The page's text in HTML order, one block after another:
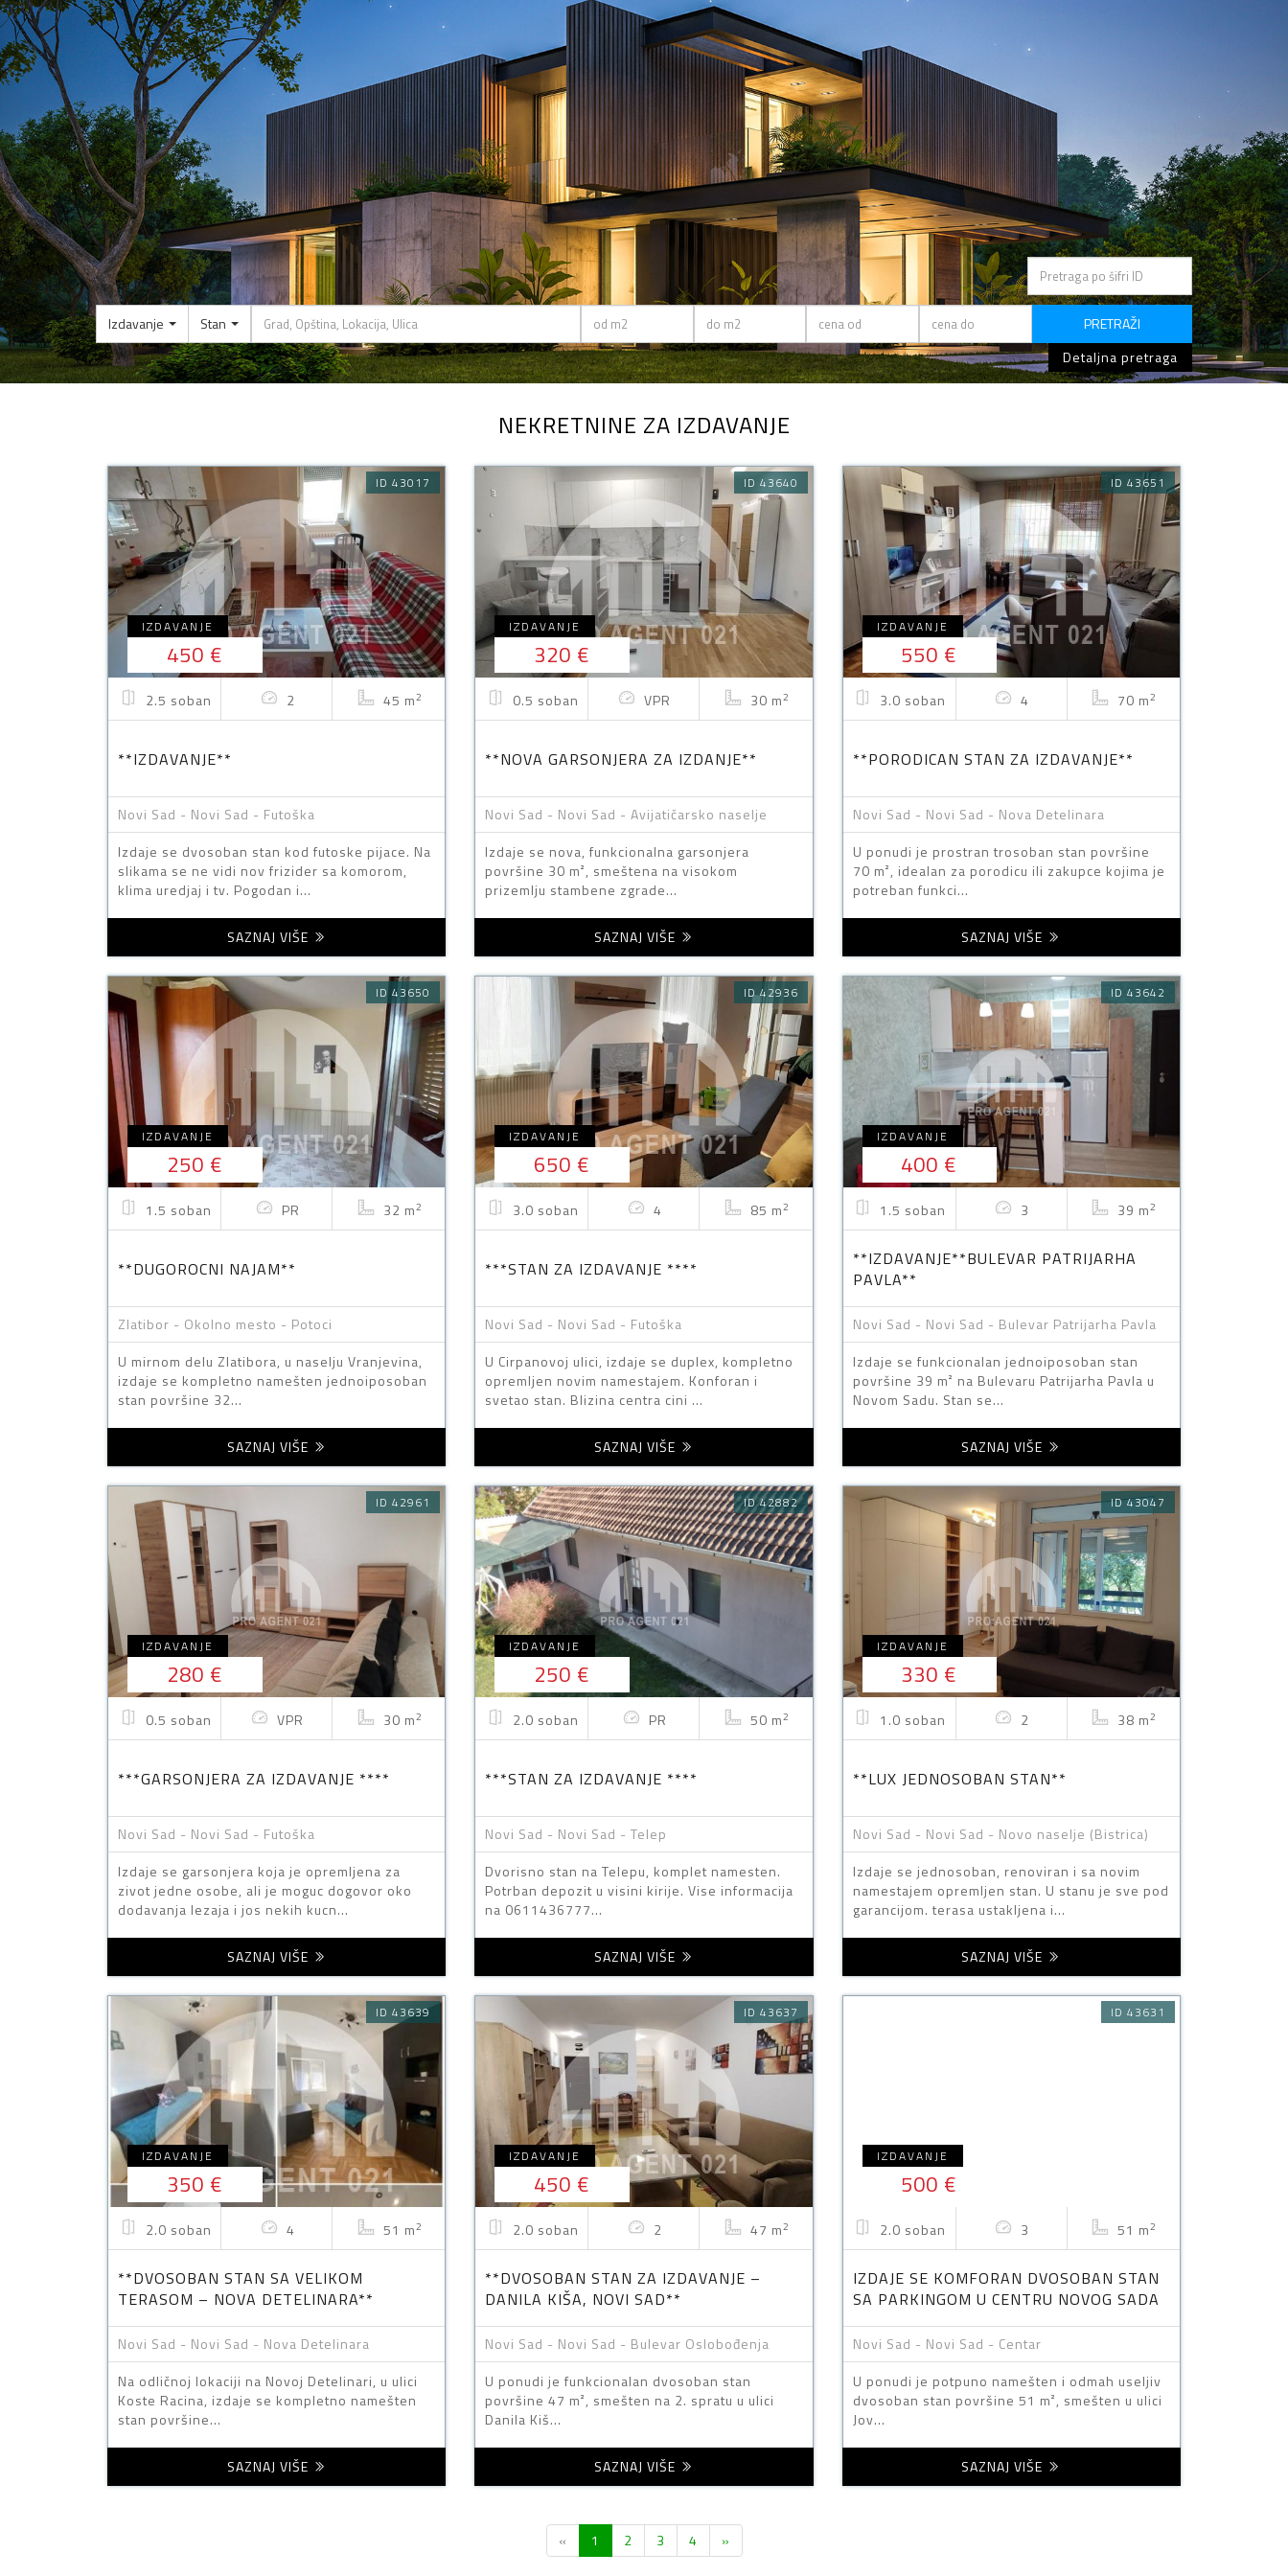
Izdavanje Stan
PRETRAŽI
Detaljna pretraga
NEKRETNINE ZA IZDAVANJE
ID 43017
IZDAVANJE
450 €
2.5 soban 2 45 m2
**IZDAVANJE**
Novi Sad - Novi Sad - Futoška
Izdaje se dvosoban stan kod futoske pijace. Na
slikama se ne vidi nov frizider sa komorom,
klima uredjaj i tv. Pogodan i...
SAZNAJ VIŠE
ID 43640
IZDAVANJE
320 €
0.5 soban VPR 30 m2
**NOVA GARSONJERA ZA IZDANJE**
Novi Sad - Novi Sad - Avijatičarsko naselje
Izdaje se nova, funkcionalna garsonjera
površine 30 m², smeštena na visokom
prizemlju stambene zgrade...
SAZNAJ VIŠE
ID 43651
IZDAVANJE
550 €
3.0 soban 4 70 m2
**PORODICAN STAN ZA IZDAVANJE**
Novi Sad - Novi Sad - Nova Detelinara
U ponudi je prostran trosoban stan površine
70 m², idealan za porodicu ili zakupce kojima je
potreban funkci...
SAZNAJ VIŠE
ID 43650
IZDAVANJE
250 €
1.5 soban PR 32 m2
**DUGOROCNI NAJAM**
Zlatibor - Okolno mesto - Potoci
U mirnom delu Zlatibora, u naselju Vranjevina,
izdaje se kompletno namešten jednoiposoban
stan površine 32...
SAZNAJ VIŠE
ID 42936
IZDAVANJE
650 €
3.0 soban 4 85 m2
***STAN ZA IZDAVANJE ****
Novi Sad - Novi Sad - Futoška
U Cirpanovoj ulici, izdaje se duplex, kompletno
opremljen novim namestajem. Konforan i
svetao stan. Blizina centra cini ...
SAZNAJ VIŠE
ID 43642
IZDAVANJE
400 €
1.5 soban 3 39 m2
**IZDAVANJE**BULEVAR PATRIJARHA
PAVLA**
Novi Sad - Novi Sad - Bulevar Patrijarha Pavla
Izdaje se funkcionalan jednoiposoban stan
površine 39 m² na Bulevaru Patrijarha Pavla u
Novom Sadu. Stan se...
SAZNAJ VIŠE
ID 42961
IZDAVANJE
280 €
0.5 soban VPR 30 m2
***GARSONJERA ZA IZDAVANJE ****
Novi Sad - Novi Sad - Futoška
Izdaje se garsonjera koja je opremljena za
zivot jedne osobe, ali je moguc dogovor oko
dodavanja lezaja i jos nekih kucn...
SAZNAJ VIŠE
ID 42882
IZDAVANJE
250 €
2.0 soban PR 50 m2
***STAN ZA IZDAVANJE ****
Novi Sad - Novi Sad - Telep
Dvorisno stan na Telepu, komplet namesten.
Potrban depozit u visini kirije. Vise informacija
na 0611436777...
SAZNAJ VIŠE
ID 43047
IZDAVANJE
330 €
1.0 soban 2 38 m2
**LUX JEDNOSOBAN STAN**
Novi Sad - Novi Sad - Novo naselje (Bistrica)
Izdaje se jednosoban, renoviran i sa novim
namestajem opremljen stan. U stanu je sve pod
garancijom. terasa ustakljena i...
SAZNAJ VIŠE
ID 43639
IZDAVANJE
350 €
2.0 soban 4 51 m2
**DVOSOBAN STAN SA VELIKOM
TERASOM – NOVA DETELINARA**
Novi Sad - Novi Sad - Nova Detelinara
Na odličnoj lokaciji na Novoj Detelinari, u ulici
Koste Racina, izdaje se kompletno namešten
stan površine...
SAZNAJ VIŠE
ID 43637
IZDAVANJE
450 €
2.0 soban 2 47 m2
**DVOSOBAN STAN ZA IZDAVANJE –
DANILA KIŠA, NOVI SAD**
Novi Sad - Novi Sad - Bulevar Oslobođenja
U ponudi je funkcionalan dvosoban stan
površine 47 m², smešten na 2. spratu u ulici
Danila Kiš...
SAZNAJ VIŠE
ID 43631
IZDAVANJE
500 €
2.0 soban 3 51 m2
IZDAJE SE KOMFORAN DVOSOBAN STAN
SA PARKINGOM U CENTRU NOVOG SADA
Novi Sad - Novi Sad - Centar
U ponudi je potpuno namešten i odmah useljiv
dvosoban stan površine 51 m², smešten u ulici
Jov...
SAZNAJ VIŠE
« Previous
1 2 3 4 »